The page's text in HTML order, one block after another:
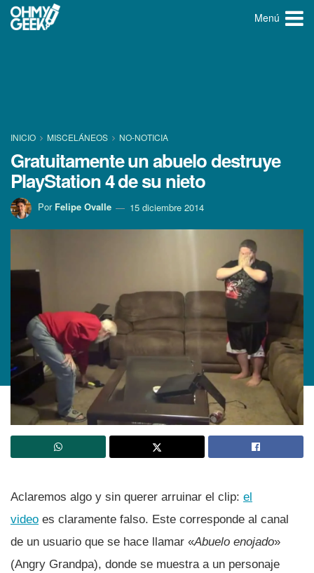
Menú
INICIO MISCELÁNEOS NO-NOTICIA
Gratuitamente un abuelo destruye
PlayStation 4 de su nieto
Por Felipe Ovalle 15 diciembre 2014
Aclaremos algo y sin querer arruinar el clip: el
video es claramente falso. Este corresponde al canal
de un usuario que se hace llamar «Abuelo enojado»
(Angry Grandpa), donde se muestra a un personaje